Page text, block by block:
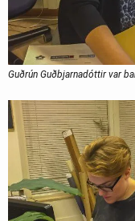
Guðrún Guðbjarnadóttir var